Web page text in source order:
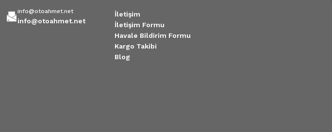
info@otoahmet.net
info@otoahmet.net
İletişim
İletişim Formu
Havale Bildirim Formu
Kargo Takibi
Blog